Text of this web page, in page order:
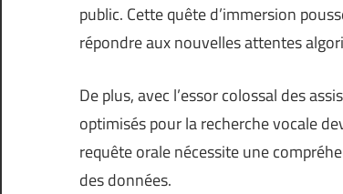
public. Cette quête d’immersion
répondre aux nouvelles attentes
De plus, avec l’essor colossal des
optimisés pour la recherche vocale
requête orale nécessite une
des données.